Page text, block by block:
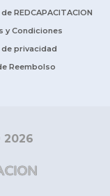
REDCAPACITACION
y Condiciones
privacidad
Reembolso
2026